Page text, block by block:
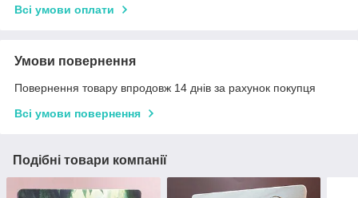
Всі умови оплати
Умови повернення
Повернення товару впродовж 14 днів за рахунок покупця
Всі умови повернення
Подібні товари компанії